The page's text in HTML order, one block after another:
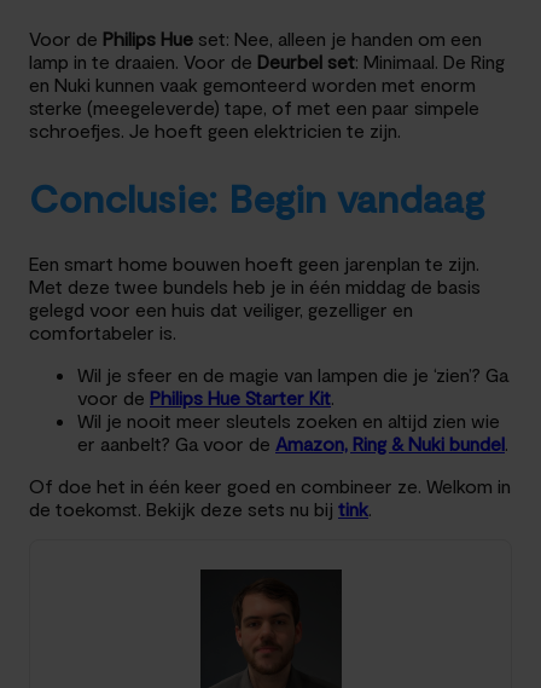
Voor de Philips Hue set: Nee, alleen je handen om een
lamp in te draaien. Voor de Deurbel set: Minimaal. De Ring
en Nuki kunnen vaak gemonteerd worden met enorm
sterke (meegeleverde) tape, of met een paar simpele
schroefjes. Je hoeft geen elektricien te zijn.
Conclusie: Begin vandaag
Een smart home bouwen hoeft geen jarenplan te zijn.
Met deze twee bundels heb je in één middag de basis
gelegd voor een huis dat veiliger, gezelliger en
comfortabeler is.
Wil je sfeer en de magie van lampen die je ‘zien’? Ga
voor de Philips Hue Starter Kit.
Wil je nooit meer sleutels zoeken en altijd zien wie
er aanbelt? Ga voor de Amazon, Ring & Nuki bundel.
Of doe het in één keer goed en combineer ze. Welkom in
de toekomst. Bekijk deze sets nu bij tink.